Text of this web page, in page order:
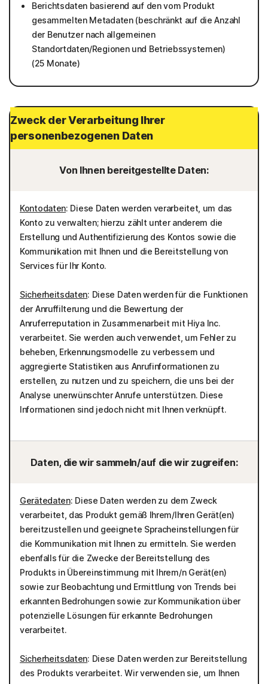
Berichtsdaten basierend auf den vom Produkt
gesammelten Metadaten (beschränkt auf die Anzahl
der Benutzer nach allgemeinen
Standortdaten/Regionen und Betriebssystemen)
(25 Monate)
Zweck der Verarbeitung Ihrer
personenbezogenen Daten
Von Ihnen bereitgestellte Daten:
Kontodaten: Diese Daten werden verarbeitet, um das
Konto zu verwalten; hierzu zählt unter anderem die
Erstellung und Authentifizierung des Kontos sowie die
Kommunikation mit Ihnen und die Bereitstellung von
Services für Ihr Konto.
Sicherheitsdaten: Diese Daten werden für die Funktionen
der Anruffilterung und die Bewertung der
Anruferreputation in Zusammenarbeit mit Hiya Inc.
verarbeitet. Sie werden auch verwendet, um Fehler zu
beheben, Erkennungsmodelle zu verbessern und
aggregierte Statistiken aus Anrufinformationen zu
erstellen, zu nutzen und zu speichern, die uns bei der
Analyse unerwünschter Anrufe unterstützen. Diese
Informationen sind jedoch nicht mit Ihnen verknüpft.
Daten, die wir sammeln/auf die wir zugreifen:
Gerätedaten: Diese Daten werden zu dem Zweck
verarbeitet, das Produkt gemäß Ihrem/Ihren Gerät(en)
bereitzustellen und geeignete Spracheinstellungen für
die Kommunikation mit Ihnen zu ermitteln. Sie werden
ebenfalls für die Zwecke der Bereitstellung des
Produkts in Übereinstimmung mit Ihrem/n Gerät(en)
sowie zur Beobachtung und Ermittlung von Trends bei
erkannten Bedrohungen sowie zur Kommunikation über
potenzielle Lösungen für erkannte Bedrohungen
verarbeitet.
Sicherheitsdaten: Diese Daten werden zur Bereitstellung
des Produkts verarbeitet. Wir verwenden sie, um Ihnen